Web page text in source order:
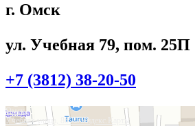
г. Омск
ул. Учебная 79, пом. 25П
+7 (3812) 38-20-50
Омск
Учебная улица, 86 — Яндекс.Карты